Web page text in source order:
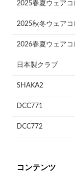
2025春夏ウェアコ
2025秋冬ウェアコ
2026春夏ウェアコ
日本製クラブ
SHAKA2
DCC771
DCC772
コンテンツ